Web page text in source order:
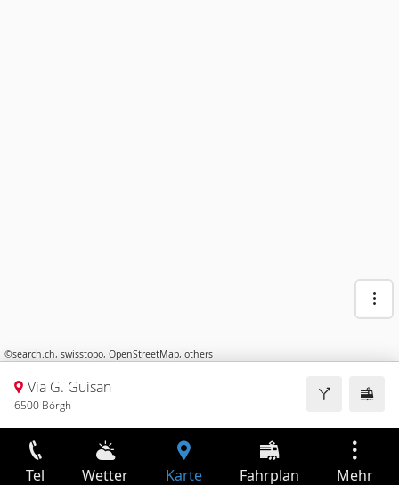
©search.ch, swisstopo, OpenStreetMap, others
Via G. Guisan
6500 Bórgh
Tel Wetter Karte Fahrplan Mehr